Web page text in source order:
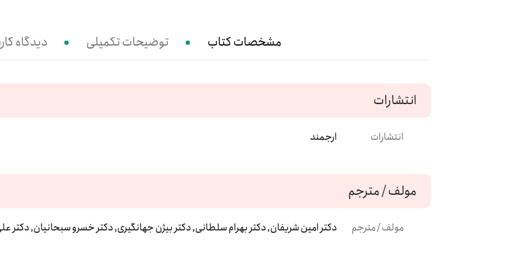
مشخصات کتاب توضیحات تکمیلی دیدگاه
انتشارات
انتشارات ارجمند
مولف / مترجم
مولف / مترجم دکتر امین شریفان, دکتر بهرام سلطانی, دکتر بیژن جهانگیری, دکتر خسرو سبحانیان, دکتر